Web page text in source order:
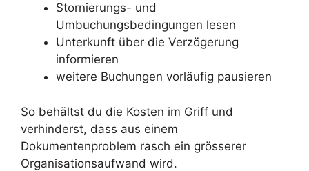
Stornierungs- und
Umbuchungsbedingungen lesen
Unterkunft über die Verzögerung
informieren
weitere Buchungen vorläufig pausieren
So behältst du die Kosten im Griff und
verhinderst, dass aus einem
Dokumentenproblem rasch ein grösserer
Organisationsaufwand wird.